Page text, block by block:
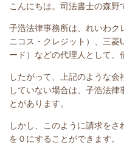
こんにちは。司法書士の森野
子浩法律事務所は、れいわク
ニコス・クレジット）、三菱
ード）などの代理人として、
したがって、上記のような
していない場合は、 子浩法律
とがあります。
しかし、このように請求を
を０にすることができます。